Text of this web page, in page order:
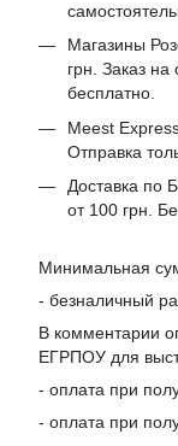
Магазины
грн. Заказ
бесплатно.
Meest
Отправка
Доставка по
от 100 грн.
Минимальная
- безналичный
В комментарии
ЕГРПОУ для
- оплата при
- оплата при